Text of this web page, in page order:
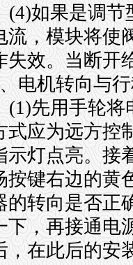
如果是调节
流，模块将使
失效。当断开
电机转向与
先用手轮将
式应为远方控
示灯点亮。接
按键右边的黄
的转向是否正
下，再接通电
，在此后的安